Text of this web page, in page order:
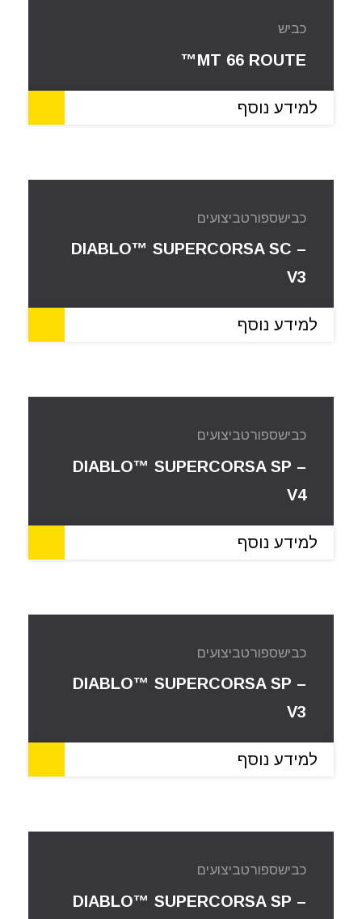
כביש
MT 66 ROUTE™
למידע נוסף
כבישספורטביצועים
DIABLO™ SUPERCORSA SC –
V3
למידע נוסף
כבישספורטביצועים
DIABLO™ SUPERCORSA SP –
V4
למידע נוסף
כבישספורטביצועים
DIABLO™ SUPERCORSA SP –
V3
למידע נוסף
כבישספורטביצועים
DIABLO™ SUPERCORSA SP –